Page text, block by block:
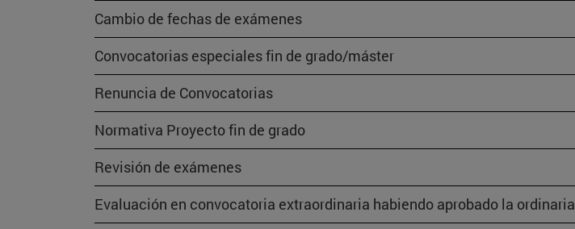
Cambio de fechas de exámenes
Convocatorias especiales fin de grado/máster
Renuncia de Convocatorias
Normativa Proyecto fin de grado
Revisión de exámenes
Evaluación en convocatoria extraordinaria habiendo aprobado la ordinaria